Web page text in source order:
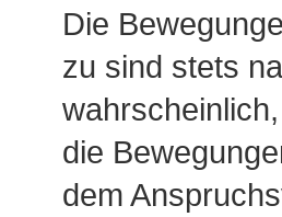
Die
zu sind stets
wahrscheinlich,
die
dem